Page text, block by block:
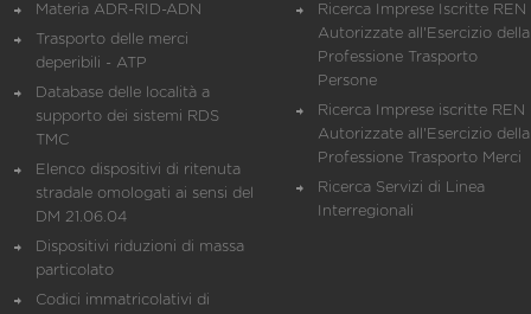
Materia ADR-RID-ADN
Trasporto delle merci
deperibili - ATP
Database delle località a
supporto dei sistemi RDS
TMC
Elenco dispositivi di ritenuta
stradale omologati ai sensi del
DM 21.06.04
Dispositivi riduzioni di massa
particolato
Codici immatricolativi di
Ricerca Imprese Iscritte REN
Autorizzate all'Esercizio della
Professione Trasporto
Persone
Ricerca Imprese iscritte REN
Autorizzate all'Esercizio della
Professione Trasporto Merci
Ricerca Servizi di Linea
Interregionali